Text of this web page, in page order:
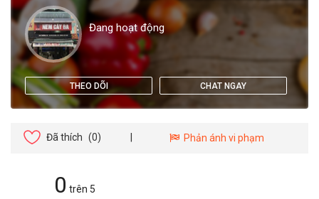
Đang hoạt động
THEO DÕI CHAT NGAY
Đã thích (0) Phản ánh vi phạm
0 trên 5